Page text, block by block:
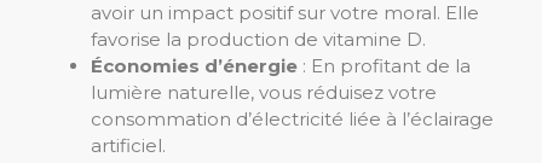
avoir un impact positif sur votre moral. Elle
favorise la production de vitamine D.
Économies d’énergie : En profitant de la
lumière naturelle, vous réduisez votre
consommation d’électricité liée à l’éclairage
artificiel.